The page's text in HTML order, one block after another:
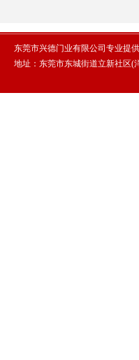
东莞市兴德门业有限公司专业提
地址：东莞市东城街道立新社区(